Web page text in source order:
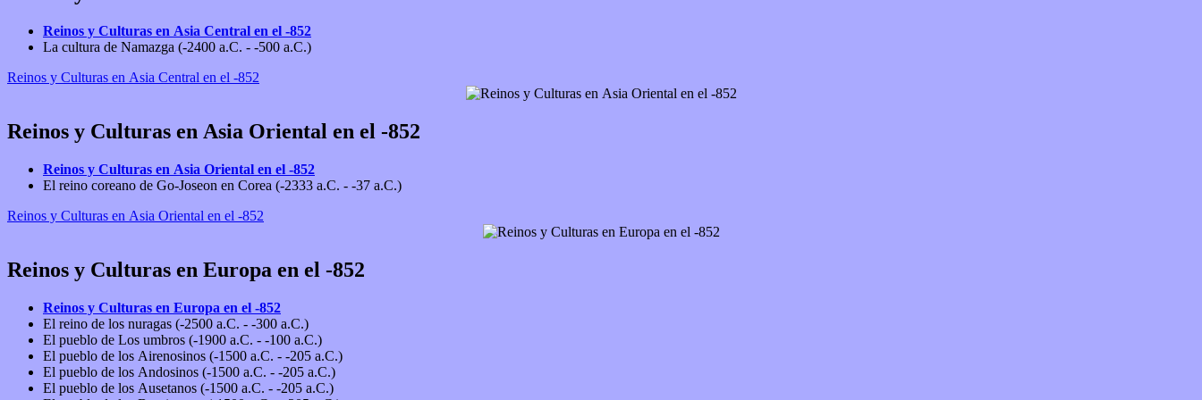
Reinos y Culturas en Asia Central en el -852
La cultura de Namazga (-2400 a.C. - -500 a.C.)
Reinos y Culturas en Asia Central en el -852
Reinos y Culturas en Asia Oriental en el -852
Reinos y Culturas en Asia Oriental en el -852
El reino coreano de Go-Joseon en Corea (-2333 a.C. - -37 a.C.)
Reinos y Culturas en Asia Oriental en el -852
Reinos y Culturas en Europa en el -852
Reinos y Culturas en Europa en el -852
El reino de los nuragas (-2500 a.C. - -300 a.C.)
El pueblo de Los umbros (-1900 a.C. - -100 a.C.)
El pueblo de los Airenosinos (-1500 a.C. - -205 a.C.)
El pueblo de los Andosinos (-1500 a.C. - -205 a.C.)
El pueblo de los Ausetanos (-1500 a.C. - -205 a.C.)